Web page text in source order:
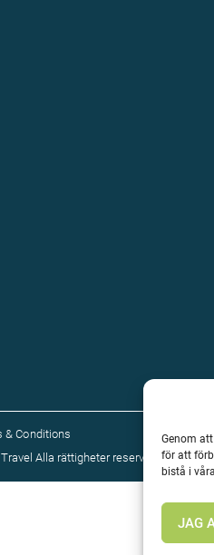
Genom
för att
bistå i
JAG
& Conditions
Alla rättigheter reserverade